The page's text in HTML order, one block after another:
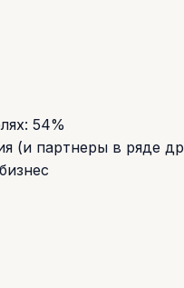
54%
(и партнеры в ряде